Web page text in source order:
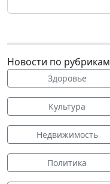
Новости по рубрикам
Здоровье
Культура
Недвижимость
Политика